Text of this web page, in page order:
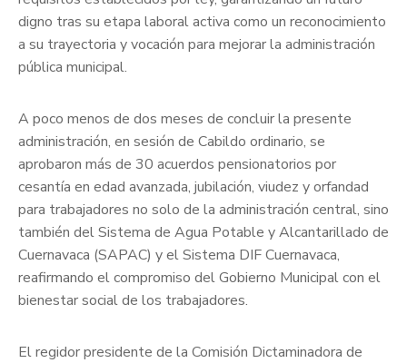
digno tras su etapa laboral activa como un reconocimiento
a su trayectoria y vocación para mejorar la administración
pública municipal.
A poco menos de dos meses de concluir la presente
administración, en sesión de Cabildo ordinario, se
aprobaron más de 30 acuerdos pensionatorios por
cesantía en edad avanzada, jubilación, viudez y orfandad
para trabajadores no solo de la administración central, sino
también del Sistema de Agua Potable y Alcantarillado de
Cuernavaca (SAPAC) y el Sistema DIF Cuernavaca,
reafirmando el compromiso del Gobierno Municipal con el
bienestar social de los trabajadores.
El regidor presidente de la Comisión Dictaminadora de